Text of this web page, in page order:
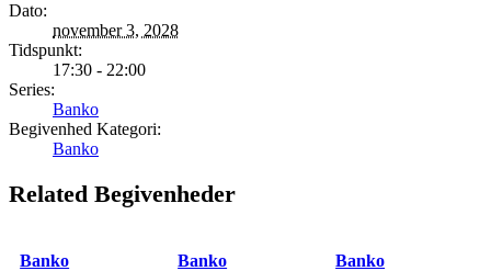
Dato:
november 3, 2028
Tidspunkt:
17:30 - 22:00
Series:
Banko
Begivenhed Kategori:
Banko
Related Begivenheder
Banko Banko Banko